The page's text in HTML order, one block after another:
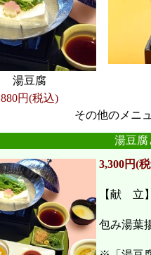
湯豆腐
880円(税込)
その他のメニ
湯豆腐
3,300円(
【献 立
包み湯葉